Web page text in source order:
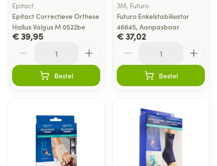
Epitact
Epitact Correctieve Orthese
Hallux Valgus M 0522be
€ 39,95
Bestel
3M, Futuro
Futuro Enkelstabilisator
46645, Aanpasbaar
€ 37,02
Bestel